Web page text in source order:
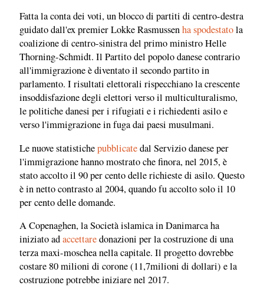
Fatta la conta dei voti, un blocco di partiti di centro-destra
guidato dall'ex premier Lokke Rasmussenha spodestatola
coalizione di centro-sinistra del primo ministro Helle
Thorning-Schmidt. Il Partito del popolo danese contrario
all'immigrazione è diventato il secondo partito in
parlamento. I risultati elettorali rispecchiano la crescente
insoddisfazione degli elettori verso il multiculturalismo,
le politiche danesi per i rifugiati e i richiedenti asilo e
verso l'immigrazione in fuga dai paesi musulmani.
Le nuove statistichepubblicatedal Servizio danese per
l'immigrazione hanno mostrato che finora, nel 2015, è
stato accolto il 90 per cento delle richieste di asilo. Questo
è in netto contrasto al 2004, quando fu accolto solo il 10
per cento delle domande.
A Copenaghen, la Società islamica in Danimarca ha
iniziato adaccettaredonazioni per la costruzione di una
terza maxi-moschea nella capitale. Il progetto dovrebbe
costare 80 milioni di corone (11,7milioni di dollari) e la
costruzione potrebbe iniziare nel 2017.